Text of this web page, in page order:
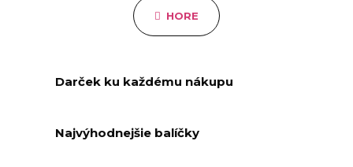
á
d
c
p
k
i
HORE
Darček ku každému nákupu
Najvýhodnejšie balíčky